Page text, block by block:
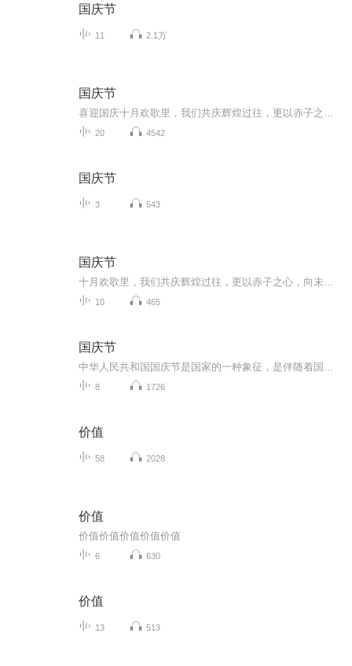
国庆节
11 2.1万
国庆节
20 4542
国庆节
3 543
国庆节
10 465
国庆节
8 1726
价值
58 2028
价值
价值价值价值价值价值
6 630
价值
13 513